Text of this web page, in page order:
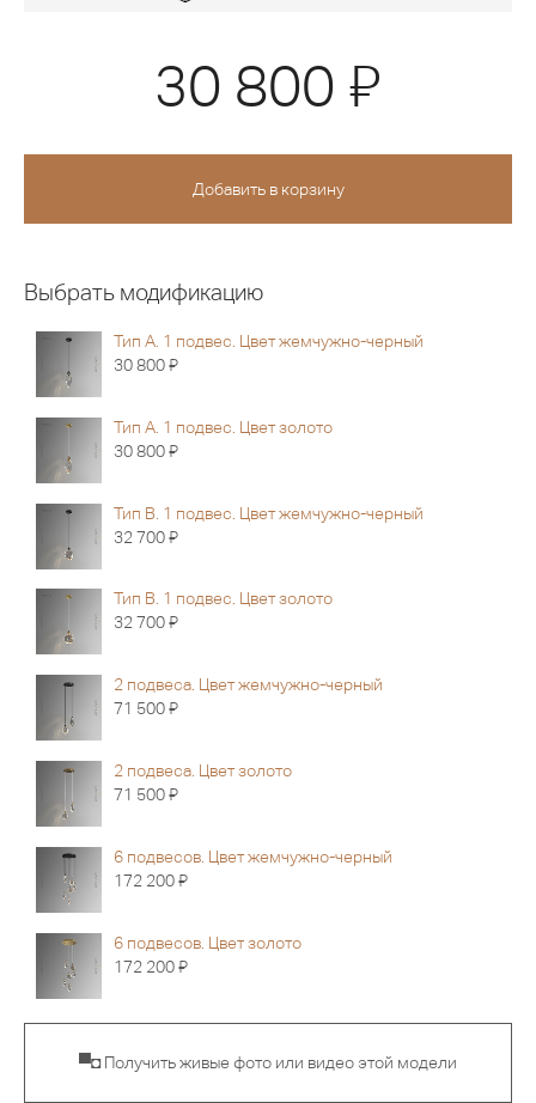
30 800 Я
Выбрать модификацию
Тип A. 1 подвес. Цвет жемчужно-черный
30 800Я
Тип A. 1 подвес. Цвет золото
30 800Я
Тип B. 1 подвес. Цвет жемчужно-черный
32 700Я
Тип B. 1 подвес. Цвет золото
32 700Я
2 подвеса. Цвет жемчужно-черный
71 500Я
2 подвеса. Цвет золото
71 500Я
6 подвесов. Цвет жемчужно-черный
172 200Я
6 подвесов. Цвет золото
172 200Я
▀◘ Получить живые фото или видео этой модели